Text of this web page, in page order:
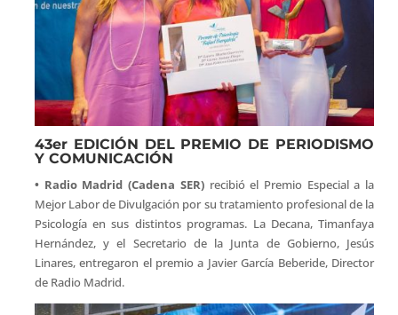
43er EDICIÓN DEL PREMIO DE PERIODISMO
Y COMUNICACIÓN
• Radio Madrid (Cadena SER) recibió el Premio Especial a la
Mejor Labor de Divulgación por su tratamiento profesional de la
Psicología en sus distintos programas. La Decana, Timanfaya
Hernández, y el Secretario de la Junta de Gobierno, Jesús
Linares, entregaron el premio a Javier García Beberide, Director
de Radio Madrid.